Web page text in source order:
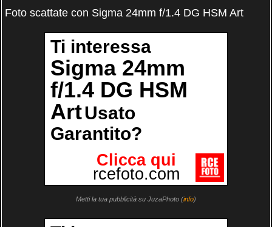
Foto scattate con Sigma 24mm f/1.4 DG HSM Art
Metti la tua pubblicità su JuzaPhoto (info)